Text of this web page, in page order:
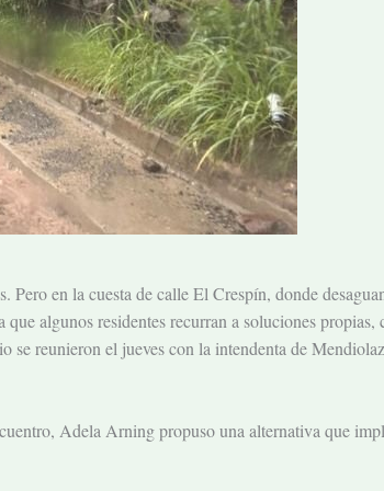
en la cuesta de calle El Crespín, donde
algunos residentes recurran a soluciones
se reunieron el jueves con la intendenta de
Adela Arning propuso una alternativa que